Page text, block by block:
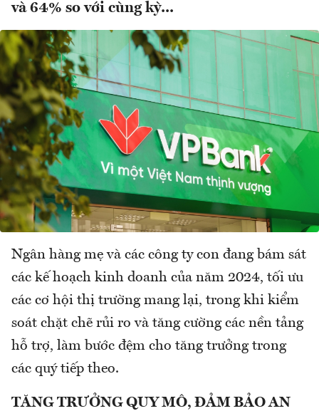
và 64% so với cùng kỳ...
Ngân hàng mẹ và các công ty con đang bám sát
các kế hoạch kinh doanh của năm 2024, tối ưu
các cơ hội thị trường mang lại, trong khi kiểm
soát chặt chẽ rủi ro và tăng cường các nền tảng
hỗ trợ, làm bước đệm cho tăng trưởng trong
các quý tiếp theo.
TĂNG TRƯỞNG QUY MÔ, ĐẢM BẢO AN